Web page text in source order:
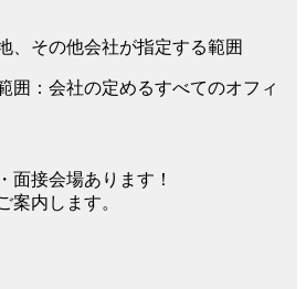
、その他会社が指定する範囲
囲：会社の定めるすべてのオフィ
面接会場あります！
案内します。